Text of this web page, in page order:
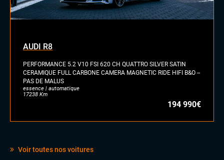
AUDI R8
PERFORMANCE 5.2 V10 FSI 620 CH QUATTRO SILVER SATIN
CERAMIQUE FULL CARBONE CAMERA MAGNETIC RIDE HIFI B&O --
PAS DE MALUS
essence | automatique
17238 Km
194 990€
Voir toutes nos voitures